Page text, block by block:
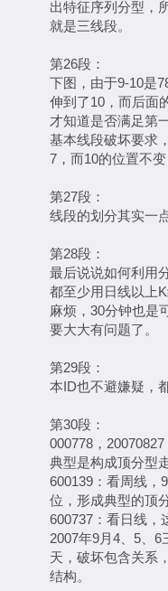
出特征序列分型，
就是三线段。
第26段：
下图，由于9-10是
伸到了10，而后面
才知道是否满足第
基本线段破坏要求
7，而10的位置不
第27段：
线段的划分其实一
第28段：
最后说说如何利用
都至少用日线以上
麻烦，30分钟也是
要大大有问题了。
第29段：
本ID也不避嫌疑，
第30段：
000778，
典型是构成顶分型
600139：看周线，
位，形成典型的顶
600737：看日线，
2007年9月4、5、
天，破坏包含关系
结构。